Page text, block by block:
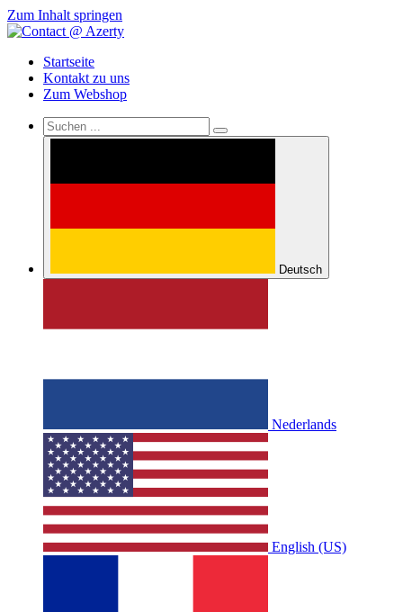
Zum Inhalt springen
Startseite
Kontakt zu uns
Zum Webshop
Deutsch
Nederlands
English (US)